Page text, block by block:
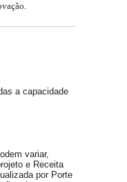
a capacidade
variar,
e Receita
por Porte